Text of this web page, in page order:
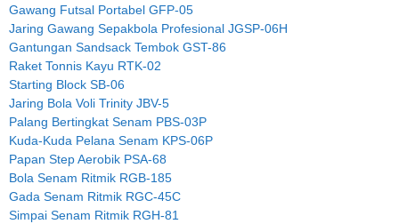
Gawang Futsal Portabel GFP-05
Jaring Gawang Sepakbola Profesional JGSP-06H
Gantungan Sandsack Tembok GST-86
Raket Tonnis Kayu RTK-02
Starting Block SB-06
Jaring Bola Voli Trinity JBV-5
Palang Bertingkat Senam PBS-03P
Kuda-Kuda Pelana Senam KPS-06P
Papan Step Aerobik PSA-68
Bola Senam Ritmik RGB-185
Gada Senam Ritmik RGC-45C
Simpai Senam Ritmik RGH-81